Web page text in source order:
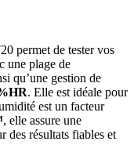
permet de tester vos
une plage de
qu’une gestion de
. Elle est idéale pour
est un facteur
, elle assure une
des résultats fiables et